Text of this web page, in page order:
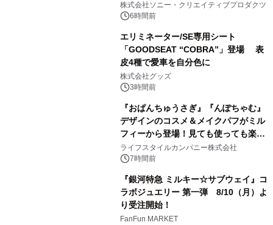
株式会社ソニー・クリエイティブプロダクツ
6時間前
エリミネーター/SE専用シート
「GOODSEAT “COBRA”」登場 表
皮4種で愛車を自分色に
株式会社グッズ
3時間前
『おぱんちゅうさぎ』『んぽちゃむ』
デザインのコスメ＆メイクパフがミル
フィーから登場！見ても使っても楽し
い、ポップでキュートなコレクショ
ン。
ライフスタイルカンパニー株式会社
7時間前
『銀河特急 ミルキー☆サブウェイ』コ
ラボジュエリー 第一弾 8/10（月）よ
り受注開始！
FanFun MARKET